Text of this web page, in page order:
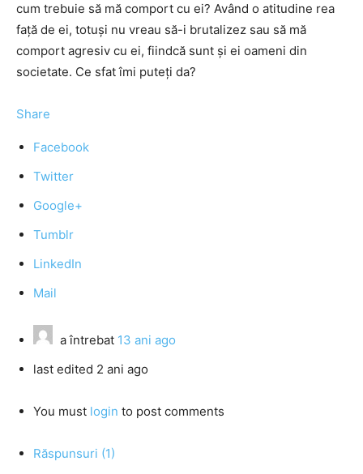
cum trebuie să mă comport cu ei? Având o atitudine rea
faţă de ei, totuşi nu vreau să-i brutalizez sau să mă
comport agresiv cu ei, fiindcă sunt şi ei oameni din
societate. Ce sfat îmi puteţi da?
Share
Facebook
Twitter
Google+
Tumblr
LinkedIn
Mail
a întrebat 13 ani ago
last edited 2 ani ago
You must login to post comments
Răspunsuri (1)